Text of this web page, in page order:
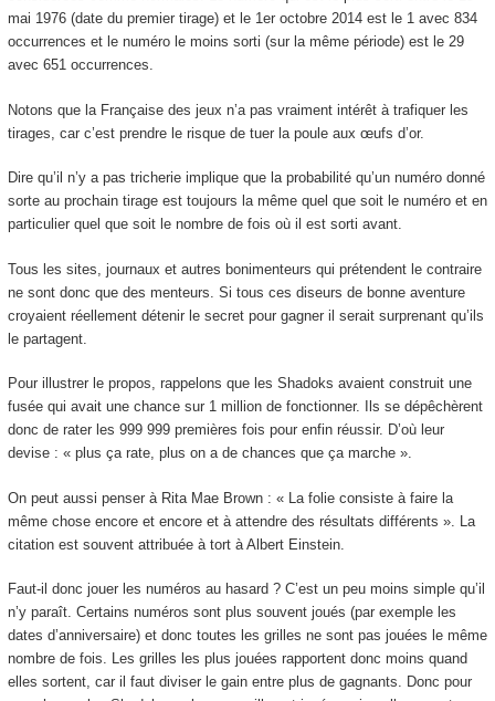
mai 1976 (date du premier tirage) et le 1eroctobre 2014 est le 1 avec 834
occurrences et le numéro le moins sorti (sur la même période) est le 29
avec 651 occurrences.
Notons que la Française des jeux n’a pas vraiment intérêt à trafiquer les
tirages, car c’est prendre le risque de tuer la poule aux œufs d’or.
Dire qu’il n’y a pas tricherie implique que la probabilité qu’un numéro donné
sorte au prochain tirage est toujours la même quel que soit le numéro et en
particulier quel que soit le nombre de fois où il est sorti avant.
Tous les sites, journaux et autres bonimenteurs qui prétendent le contraire
ne sont donc que des menteurs. Si tous ces diseurs de bonne aventure
croyaient réellement détenir le secret pour gagner il serait surprenant qu’ils
le partagent.
Pour illustrer le propos, rappelons que les Shadoks avaient construit une
fusée qui avait une chance sur 1 million de fonctionner. Ils se dépêchèrent
donc de rater les 999 999 premières fois pour enfin réussir. D’où leur
devise : « plus ça rate, plus on a de chances que ça marche ».
On peut aussi penser à Rita Mae Brown : « La folie consiste à faire la
même chose encore et encore et à attendre des résultats différents ». La
citation est souvent attribuée à tort à Albert Einstein.
Faut-il donc jouer les numéros au hasard ? C’est un peu moins simple qu’il
n’y paraît. Certains numéros sont plus souvent joués (par exemple les
dates d’anniversaire) et donc toutes les grilles ne sont pas jouées le même
nombre de fois. Les grilles les plus jouées rapportent donc moins quand
elles sortent, car il faut diviser le gain entre plus de gagnants. Donc pour